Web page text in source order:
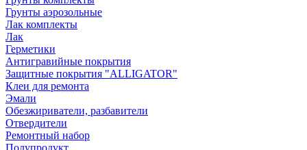
Грунты аэрозольные
Лак комплекты
Лак
Герметики
Антигравийные покрытия
Защитные покрытия "ALLIGATOR"
Клеи для ремонта
Эмали
Обезжириватели, разбавители
Отвердители
Ремонтный набор
Полупродукт